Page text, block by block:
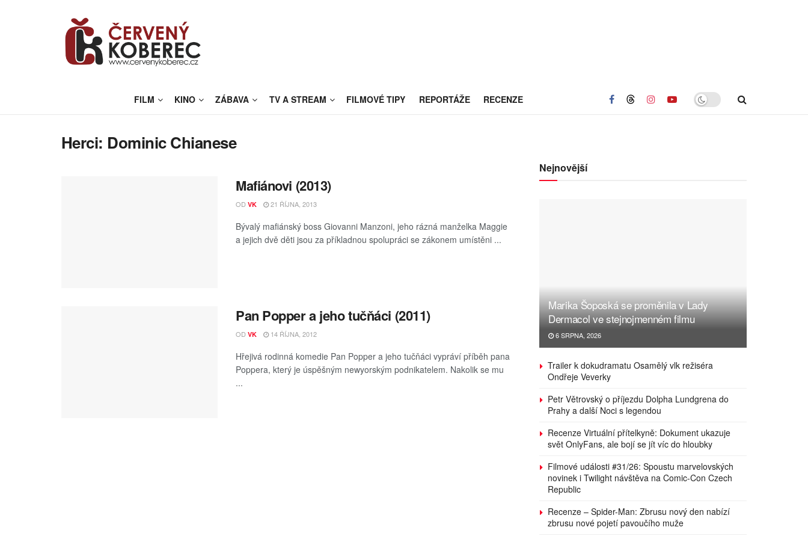
FILM KINO ZÁBAVA TV A STREAM FILMOVÉ TIPY REPORTÁŽE RECENZE
Herci: Dominic Chianese
Mafiánovi (2013)
OD VK 21 ŘÍJNA, 2013
Bývalý mafiánský boss Giovanni Manzoni, jeho rázná manželka Maggie
a jejich dvě děti jsou za příkladnou spolupráci se zákonem umístěni ...
Pan Popper a jeho tučňáci (2011)
OD VK 14 ŘÍJNA, 2012
Hřejivá rodinná komedie Pan Popper a jeho tučňáci vypráví příběh pana
Poppera, který je úspěšným newyorským podnikatelem. Nakolik se mu
...
Nejnovější
Marika Šoposká se proměnila v Lady
Dermacol ve stejnojmenném filmu
6 SRPNA, 2026
Trailer k dokudramatu Osamělý vlk režiséra
Ondřeje Veverky
Petr Větrovský o příjezdu Dolpha Lundgrena do
Prahy a další Noci s legendou
Recenze Virtuální přítelkyně: Dokument ukazuje
svět OnlyFans, ale bojí se jít víc do hloubky
Filmové události #31/26: Spoustu marvelovských
novinek i Twilight návštěva na Comic-Con Czech
Republic
Recenze – Spider-Man: Zbrusu nový den nabízí
zbrusu nové pojetí pavoučího muže